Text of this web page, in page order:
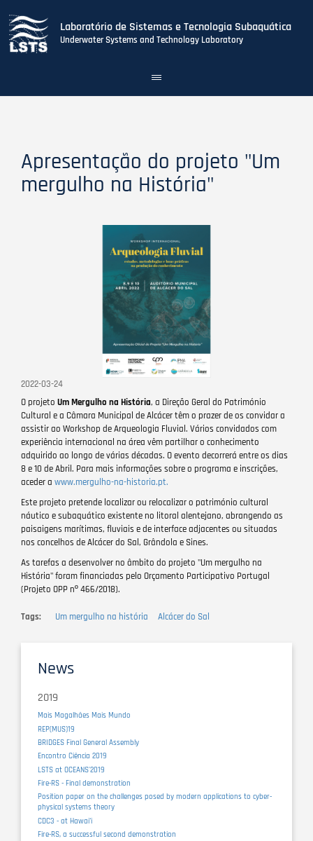
Laboratório de Sistemas e Tecnologia Subaquática
Underwater Systems and Technology Laboratory
Toggle
navigation
Apresentação do projeto "Um
mergulho na História"
2022-03-24
O projeto Um Mergulho na História, a Direção Geral do Património
Cultural e a Câmara Municipal de Alcácer têm o prazer de os convidar a
assistir ao Workshop de Arqueologia Fluvial. Vários convidados com
experiência internacional na área vêm partilhar o conhecimento
adquirido ao longo de várias décadas. O evento decorrerá entre os dias
8 e 10 de Abril. Para mais informações sobre o programa e inscrições,
aceder a www.mergulho-na-historia.pt.
Este projeto pretende localizar ou relocalizar o património cultural
náutico e subaquático existente no litoral alentejano, abrangendo as
paisaigens marítimas, fluviais e de interface adjacentes ou situadas
nos concelhos de Alcácer do Sal, Grândola e Sines.
As tarefas a desenvolver no âmbito do projeto "Um mergulho na
História" foram financiadas pelo Orçamento Participativo Portugal
(Projeto OPP nº 466/2018).
Tags Um mergulho na história Alcácer do Sal
News
2019
Mais Magalhães Mais Mundo
REP(MUS)19
BRIDGES Final General Assembly
Encontro Ciência 2019
LSTS at OCEANS'2019
Fire-RS - Final demonstration
Position paper on the challenges posed by modern applications to cyber-
physical systems theory
CDC3 - at Hawaiʻi
Fire-RS, a successful second demonstration